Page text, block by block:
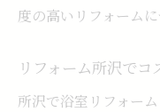
度の高いリフォームに
リフォーム所沢で
所沢で浴室リフォー